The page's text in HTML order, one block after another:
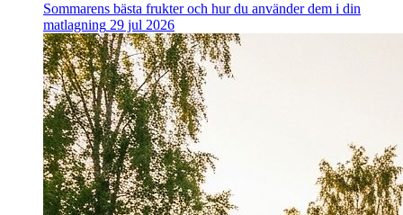
Sommarens bästa frukter och hur du använder dem i din
matlagning 29 jul 2026